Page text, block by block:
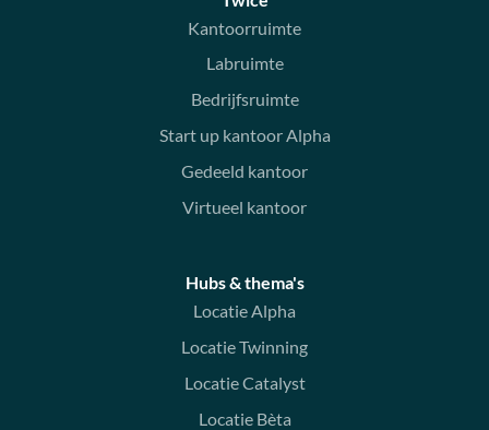
Kantoorruimte
Labruimte
Bedrijfsruimte
Start up kantoor Alpha
Gedeeld kantoor
Virtueel kantoor
Hubs & thema's
Locatie Alpha
Locatie Twinning
Locatie Catalyst
Locatie Bèta